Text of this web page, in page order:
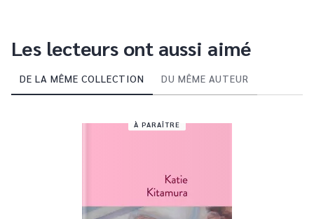
Les lecteurs ont aussi aimé
DE LA MÊME COLLECTION DU MÊME AUTEUR
À PARAÎTRE